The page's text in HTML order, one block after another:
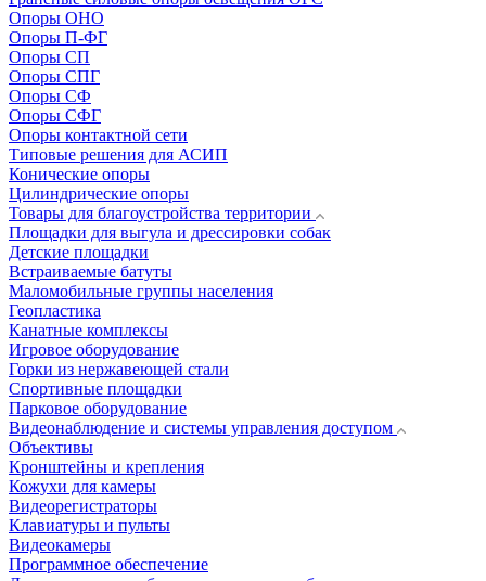
Опоры ОНО
Опоры П-ФГ
Опоры СП
Опоры СПГ
Опоры СФ
Опоры СФГ
Опоры контактной сети
Типовые решения для АСИП
Конические опоры
Цилиндрические опоры
Товары для благоустройства территории
Площадки для выгула и дрессировки собак
Детские площадки
Встраиваемые батуты
Маломобильные группы населения
Геопластика
Канатные комплексы
Игровое оборудование
Горки из нержавеющей стали
Спортивные площадки
Парковое оборудование
Видеонаблюдение и системы управления доступом
Объективы
Кронштейны и крепления
Кожухи для камеры
Видеорегистраторы
Клавиатуры и пульты
Видеокамеры
Программное обеспечение